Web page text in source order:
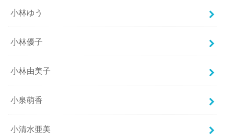
小林ゆう
小林優子
小林由美子
小泉萌香
小清水亜美